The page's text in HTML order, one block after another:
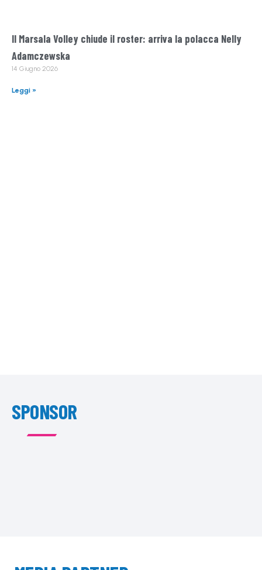
Il Marsala Volley chiude il roster: arriva la polacca Nelly
Adamczewska
14 Giugno 2026
Leggi »
SPONSOR